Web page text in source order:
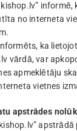
no interneta
ka
vārdā, var
apmeklētāju
vietnes
apstrādes